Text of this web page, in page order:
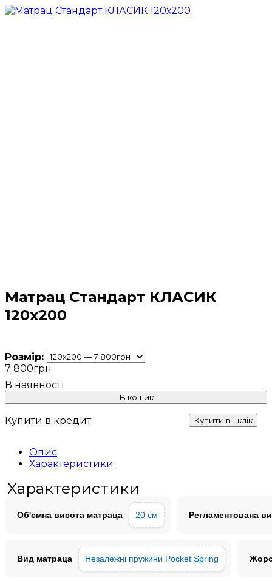
Матрац Стандарт КЛАСИК
120х200
Розмір:
7 800грн
В кошик
Купити в кредит Купити в 1 клік
Опис
Характеристики
Характеристики
Об'ємна висота матраца 20 см Регламентована
Вид матраца Незалежні пружини Pocket Spring